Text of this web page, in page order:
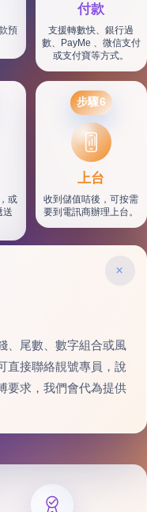
預
付款
支援轉數快、銀行過
數、PayMe 、微信支付
或支付寶等方式。
或
送
步驟6
上台
收到儲值咭後，可按需
要到電訊商辦理上台。
×
、尾數、數字組合或風
直接聯絡靚號專員，說
要求，我們會代為提供